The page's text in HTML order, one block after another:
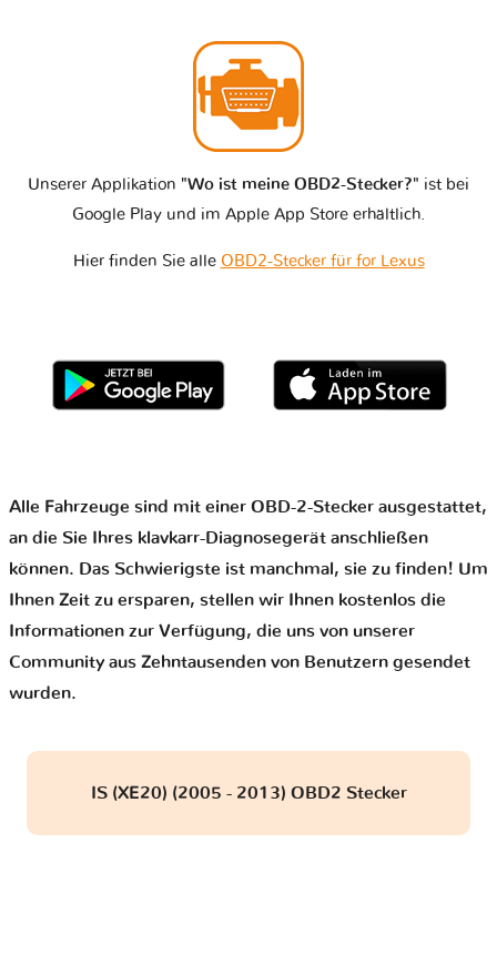
Unserer Applikation "Wo ist meine OBD2-Stecker?" ist bei
Google Play und im Apple App Store erhältlich.
Hier finden Sie alle OBD2-Stecker für for Lexus
Alle Fahrzeuge sind mit einer OBD-2-Stecker ausgestattet,
an die Sie Ihres klavkarr-Diagnosegerät anschließen
können. Das Schwierigste ist manchmal, sie zu finden! Um
Ihnen Zeit zu ersparen, stellen wir Ihnen kostenlos die
Informationen zur Verfügung, die uns von unserer
Community aus Zehntausenden von Benutzern gesendet
wurden.
IS (XE20) (2005 - 2013) OBD2 Stecker